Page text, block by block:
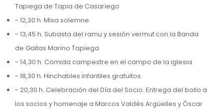
Tapiega de Tapia de Casariego
- 12,30 h. Misa solemne
- 13,45 h. Subasta del ramu y sesión vermut con la Banda
de Gaitas Marino Tapiega
- 14,30 h. Comida campestre en el campo de la iglesia
- 18,30 h. Hinchables infantiles gratuitos
- 20,30 h. Celebración del Día del Socio. Entrega del bollo a
los socios y homenaje a Marcos Valdés Argüelles y Óscar